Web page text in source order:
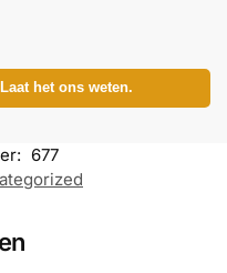
het ons weten.
677